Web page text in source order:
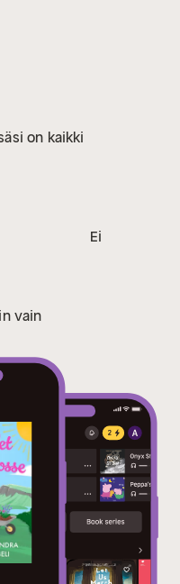
fantasque dans
elle se plaît à
en Écosse,
on kaikki
Ei
vain